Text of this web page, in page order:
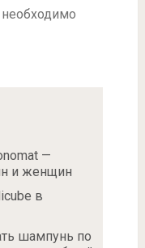
—
и женщин
в
шампунь по